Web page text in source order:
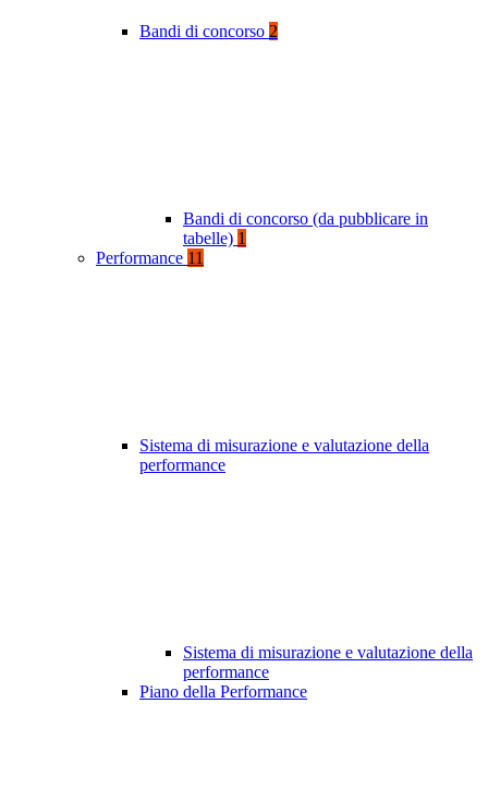
Bandi di concorso 2
Bandi di concorso (da pubblicare in
tabelle) 1
Performance 11
Sistema di misurazione e valutazione della
performance
Sistema di misurazione e valutazione della
performance
Piano della Performance